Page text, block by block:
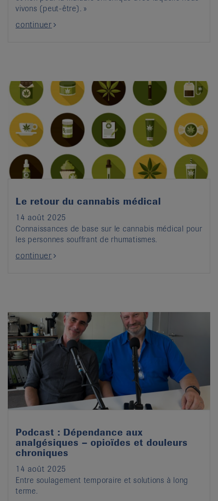
vivons (peut-être). »
continuer
Le retour du cannabis médical
14 août 2025
Connaissances de base sur le cannabis médical pour
les personnes souffrant de rhumatismes.
continuer
Podcast : Dépendance aux
analgésiques – opioïdes et douleurs
chroniques
14 août 2025
Entre soulagement temporaire et solutions à long
terme.